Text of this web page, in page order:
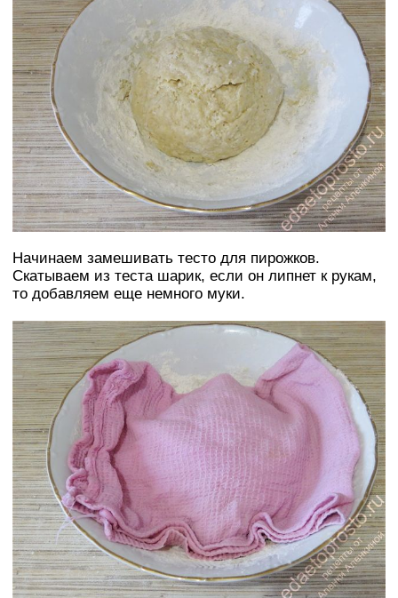
Начинаем замешивать тесто для пирожков.
Скатываем из теста шарик, если он липнет к рукам,
то добавляем еще немного муки.